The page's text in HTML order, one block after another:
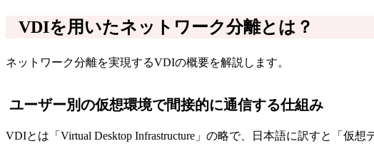
VDIを用いたネットワーク分離とは？
ネットワーク分離を実現するVDIの概要を解説します。
ユーザー別の仮想環境で間接的に通信する仕組み
VDIとは「Virtual Desktop Infrastructure」の略で、日本語に訳すと「仮想